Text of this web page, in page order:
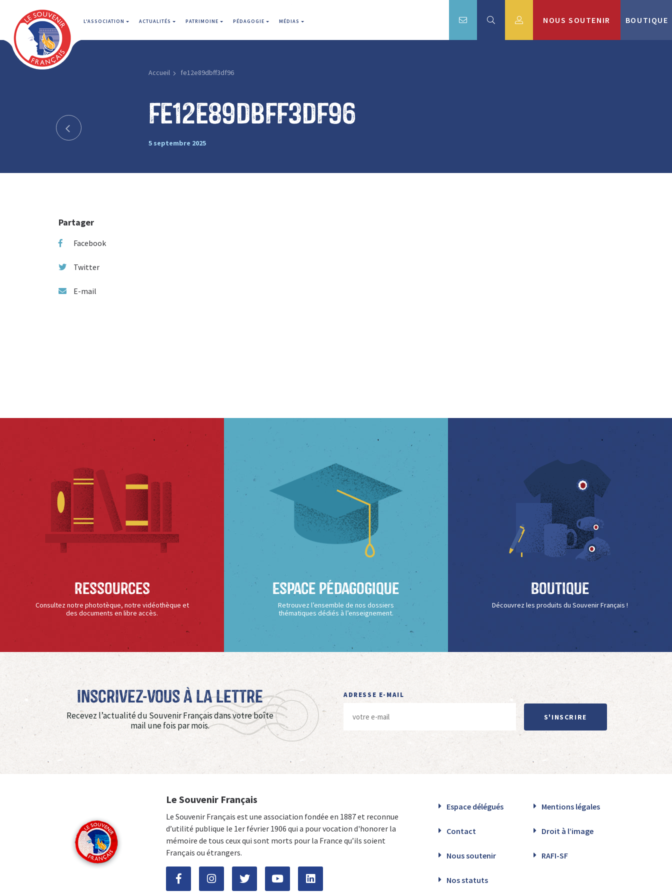
L'ASSOCIATION ACTUALITÉS PATRIMOINE PÉDAGOGIE MÉDIAS NOUS SOUTENIR BOUTIQUE
Accueil fe12e89dbff3df96
fe12e89dbff3df96
5 septembre 2025
Partager
Facebook
Twitter
E-mail
Ressources
Consultez notre phototèque, notre vidéothèque et
des documents en libre accès.
Espace Pédagogique
Retrouvez l’ensemble de nos dossiers
thématiques dédiés à l’enseignement.
Boutique
Découvrez les produits du Souvenir Français !
Inscrivez-vous à La Lettre
Recevez l’actualité du Souvenir Français dans votre boîte
mail une fois par mois.
ADRESSE E-MAIL
S'INSCRIRE
Le Souvenir Français
Le Souvenir Français est une association fondée en 1887 et reconnue
d’utilité publique le 1er février 1906 qui a pour vocation d'honorer la
mémoire de tous ceux qui sont morts pour la France qu’ils soient
Français ou étrangers.
Espace délégués Mentions légales
Contact Droit à l’image
Nous soutenir RAFI-SF
Nos statuts